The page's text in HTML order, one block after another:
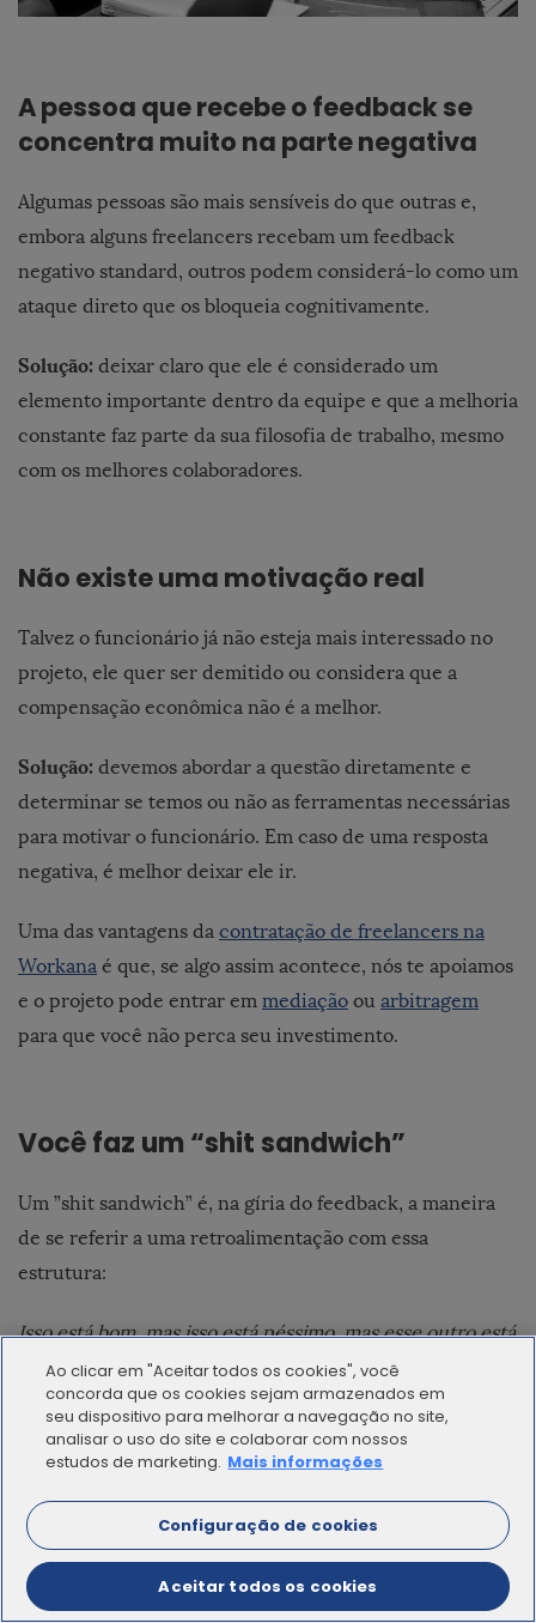
A pessoa que recebe o feedback se
concentra muito na parte negativa
Algumas pessoas são mais sensíveis do que outras e,
embora alguns freelancers recebam um feedback
negativo standard, outros podem considerá-lo como um
ataque direto que os bloqueia cognitivamente.
Solução: deixar claro que ele é considerado um
elemento importante dentro da equipe e que a melhoria
constante faz parte da sua filosofia de trabalho, mesmo
com os melhores colaboradores.
Não existe uma motivação real
Talvez o funcionário já não esteja mais interessado no
projeto, ele quer ser demitido ou considera que a
compensação econômica não é a melhor.
Solução: devemos abordar a questão diretamente e
determinar se temos ou não as ferramentas necessárias
para motivar o funcionário. Em caso de uma resposta
negativa, é melhor deixar ele ir.
Uma das vantagens da contratação de freelancers na
Workana é que, se algo assim acontece, nós te apoiamos
e o projeto pode entrar em mediação ou arbitragem
para que você não perca seu investimento.
Você faz um “shit sandwich”
Um ”shit sandwich” é, na gíria do feedback, a maneira
de se referir a uma retroalimentação com essa
estrutura:
Isso está bom, mas isso está péssimo, mas esse outro está
muito bom.
É muito comum, que numa tentativa de diminuir o
impacto negativo da crítica, encerramos com um elogio
que acaba tirando o foco principal.
Solução:as retroalimentações podem começar com
elogios ou um reconhecimento, mas devem ser
Ao clicar em "Aceitar todos os cookies", você
concorda que os cookies sejam armazenados em
seu dispositivo para melhorar a navegação no site,
analisar o uso do site e colaborar com nossos
estudos de marketing. Mais informações
Configuração de cookies
Aceitar todos os cookies